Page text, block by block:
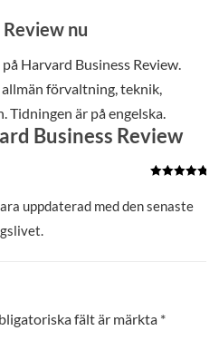
nu
Harvard Business Review.
förvaltning, teknik,
Tidningen är på engelska.
Business Review
uppdaterad med den senaste
fält är märkta *